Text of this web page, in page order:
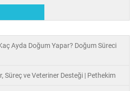
Ayda Doğum Yapar? Doğum Süreci
Süreç ve Veteriner Desteği | Pethekim